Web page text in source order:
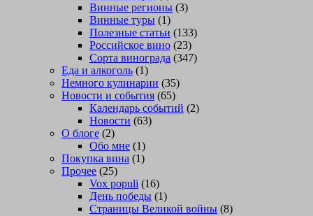
Винные регионы (3)
Винные туры (1)
Полезные статьи (133)
Российское вино (23)
Сорта винограда (347)
Еда и алкоголь (1)
Немного кулинарии (35)
Новости и события (65)
Календарь событий (2)
Новости (63)
О блоге (2)
Обо мне (1)
Покупка вина (1)
Прочее (25)
Vox populi (16)
День победы (1)
Страницы Великой войны (8)